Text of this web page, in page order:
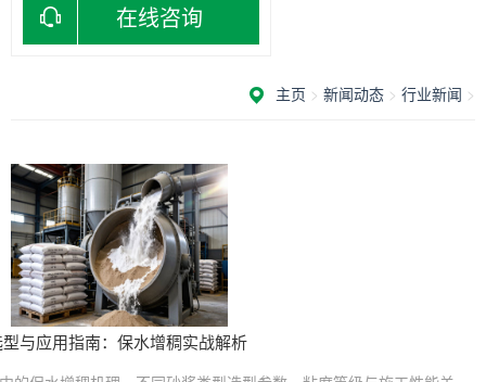
在线咨询
主页 > 新闻动态 > 行业新闻 >
与应用指南：保水增稠实战解析